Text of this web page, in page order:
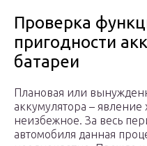
Проверка
пригодности
батареи
Плановая или
аккумулятора – явление
неизбежное. За весь
автомобиля данная